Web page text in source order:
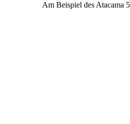
Am Beispiel des Atacama